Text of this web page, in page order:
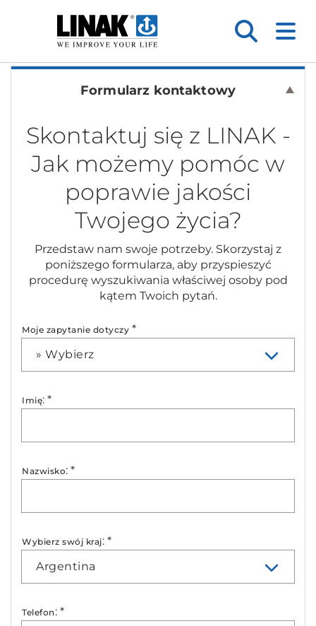
Formularz kontaktowy
Skontaktuj się z LINAK -
Jak możemy pomóc w
poprawie jakości
Twojego życia?
Przedstaw nam swoje potrzeby. Skorzystaj z
poniższego formularza, aby przyspieszyć
procedurę wyszukiwania właściwej osoby pod
kątem Twoich pytań.
Moje zapytanie dotyczy *
» Wybierz
Imię: *
Nazwisko: *
Wybierz swój kraj: *
Argentina
Telefon: *